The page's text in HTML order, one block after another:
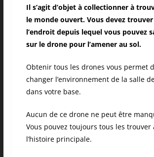
Il s’agit d’objet à collectionner à
le monde ouvert. Vous devez trouver
l’endroit depuis lequel vous pouvez
sur le drone pour l’amener au sol.
Obtenir tous les drones vous permet
changer l’environnement de la salle
dans votre base.
Aucun de ce drone ne peut être
Vous pouvez toujours tous les trouver
l’histoire principale.